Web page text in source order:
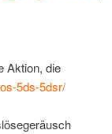
Aktion, die
5ds-5dsr/